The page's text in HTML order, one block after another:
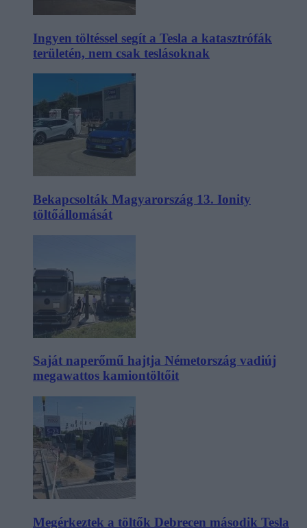
Ingyen töltéssel segít a Tesla a katasztrófák
területén, nem csak teslásoknak
Bekapcsolták Magyarország 13. Ionity
töltőállomását
Saját naperőmű hajtja Németország vadiúj
megawattos kamiontöltőit
Megérkeztek a töltők Debrecen második Tesla